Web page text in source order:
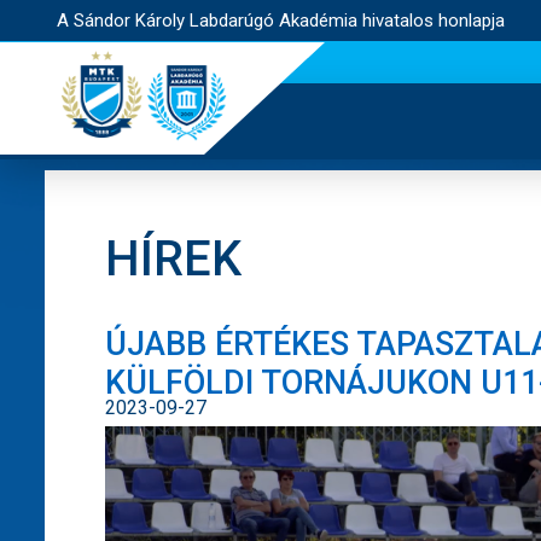
A Sándor Károly Labdarúgó Akadémia hivatalos honlapja
HÍREK
ÚJABB ÉRTÉKES
KÜLFÖLDI TORNÁJUKON
2023-09-27